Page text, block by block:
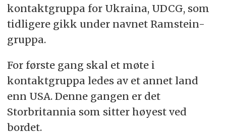
kontaktgruppa for Ukraina, UDCG, som
tidligere gikk under navnet Ramstein-
gruppa.
For første gang skal et møte i
kontaktgruppa ledes av et annet land
enn USA. Denne gangen er det
Storbritannia som sitter høyest ved
bordet.